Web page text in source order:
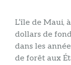
L’île de Maui,
dollars de
dans les
de forêt aux